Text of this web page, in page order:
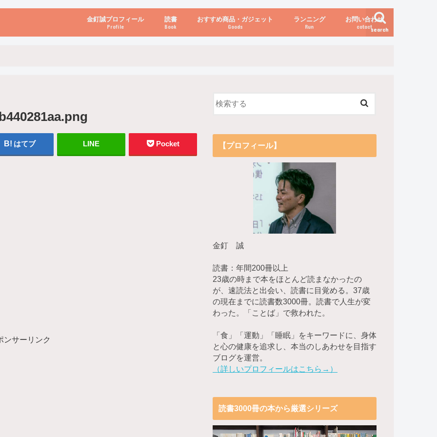
search
金釘誠プロフィール
Profile
読書
Book
おすすめ商品・ガジェット
Goods
ランニング
Run
お問い合わせ
cotact
はてブ LINE Pocket
ンサーリンク
【プロフィール】
金釘 誠
読書：年間200冊以上
23歳の時まで本をほとんど読まなかったの
が、速読法と出会い、読書に目覚める。37歳
の現在までに読書数3000冊。読書で人生が変
わった。「ことば」で救われた。
「食」「運動」「睡眠」をキーワードに、身体
と心の健康を追求し、本当のしあわせを目指す
ブログを運営。
（詳しいプロフィールはこちら→）
読書3000冊の本から厳選シリーズ